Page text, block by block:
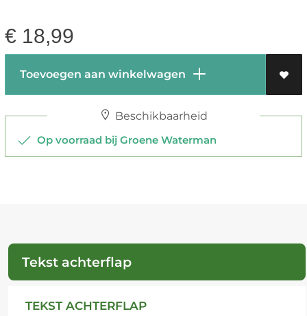
€ 18,99
Toevoegen aan winkelwagen
Beschikbaarheid
Op voorraad bij Groene Waterman
Tekst achterflap
TEKST ACHTERFLAP